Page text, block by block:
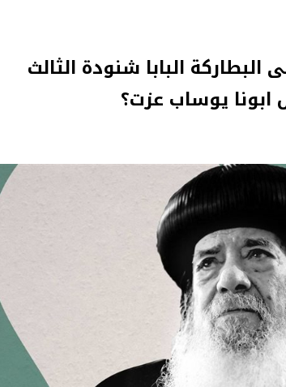
البابا شنودة الثالث
ابونا يوساب عزت؟